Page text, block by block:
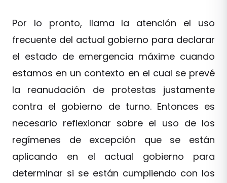
Por lo pronto, llama la atención el uso
frecuente del actual gobierno para declarar
el estado de emergencia máxime cuando
estamos en un contexto en el cual se prevé
la reanudación de protestas justamente
contra el gobierno de turno. Entonces es
necesario reflexionar sobre el uso de los
regímenes de excepción que se están
aplicando en el actual gobierno para
determinar si se están cumpliendo con los